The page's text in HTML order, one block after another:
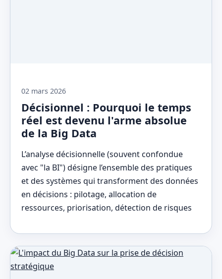
02 mars 2026
Décisionnel : Pourquoi le temps
réel est devenu l'arme absolue
de la Big Data
L’analyse décisionnelle (souvent confondue
avec "la BI") désigne l’ensemble des pratiques
et des systèmes qui transforment des données
en décisions : pilotage, allocation de
ressources, priorisation, détection de risques